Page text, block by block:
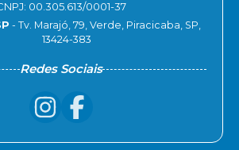
00.305.613/0001-37
- Tv. Marajó, 79, Verde, Piracicaba, SP,
13424-383
Redes Sociais